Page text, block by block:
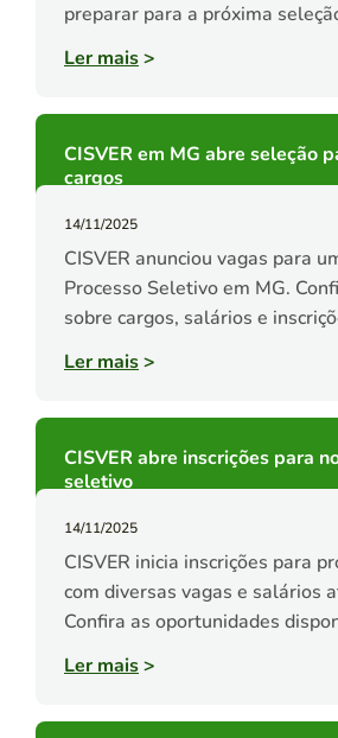
preparar para a próxima
Ler mais>
CISVER em MG abre seleção
cargos
14/11/2025
CISVER anunciou vagas para
Processo Seletivo em MG.
sobre cargos, salários e
Ler mais>
CISVER abre inscrições para
seletivo
14/11/2025
CISVER inicia inscrições para
com diversas vagas e salários
Confira as oportunidades
Ler mais>